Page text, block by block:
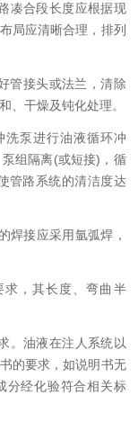
凑合段长度应根据现
局应清晰合理，排列
管接头或法兰，清除
、干燥及钝化处理。
洗泵进行油液循环冲
组隔离(或短接)，循
管路系统的清洁度达
焊接应采用氩弧焊，
，其长度、弯曲半
。油液在注人系统以
的要求，如说明书无
分经化验符合相关标